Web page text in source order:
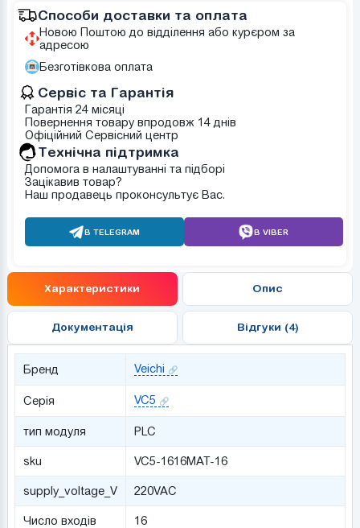
Способи доставки та оплата
Новою Поштою до відділення або курєром за
адресою
Безготівкова оплата
Сервіс та Гарантія
Гарантія 24 місяці
Повернення товару впродовж 14 днів
Офіційний Сервісний центр
Tехнічна підтримка
Допомога в налаштуванні та підборі
Зацікавив товар?
Наш продавець проконсультує Вас.
В TELEGRAM В VIBER
Характеристики Опис
Документація Відгуки (4)
Бренд Veichi
Серія VC5
тип модуля PLC
sku VC5-1616MAT-16
supply_voltage_V 220VAC
Число входів 16